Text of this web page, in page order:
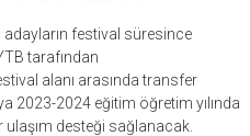
festival süresince
tarafından
alanı arasında transfer
2023-2024 eğitim öğretim yılında
desteği sağlanacak.